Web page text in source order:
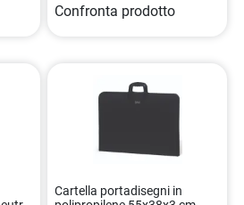
Confronta prodotto
Cartella portadisegni in